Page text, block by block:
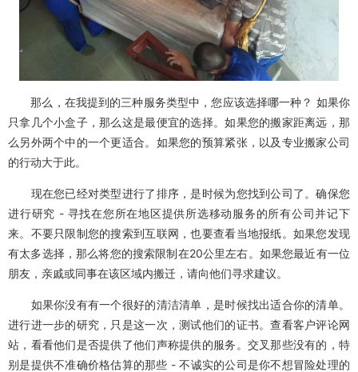
那么，在我提到的三种服务类型中，您应该选择哪一种？ 如果你
只拿几个小盒子，那么这是最便宜的选择。如果您的搬家距离远，那
么另外两个中的一个更适合。如果您的预算紧张，以及专业搬家公司
的行动大于此。
现在您已经对类型进行了排序，是时候为您找到公司了。确保您
进行研究 - 寻找在您所在地区提供所选移动服务的所有公司并记下
来。不要只限制您的搜索到互联网，也要查看当地报纸。如果您发现
有太多选择，那么将您的搜索限制在20公里左右。如果您最近有一位
朋友，亲戚或同事在该区域内搬迁，请向他们寻求建议。
如果你没有有一个很好的清洁清单，是时候找出适合你的清单。
进行进一步的研究，只是这一次，测试他们的证书。查看客户评论网
站，看看他们是否提供了他们声称提供的服务。交叉那些没有的，特
别是提供不准确价格估算的那些 - 不诚实的公司是你不想冒险处理的